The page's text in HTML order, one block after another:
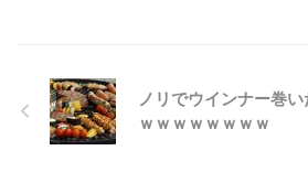
ノリでウインナー巻
ｗｗｗｗｗｗｗｗ